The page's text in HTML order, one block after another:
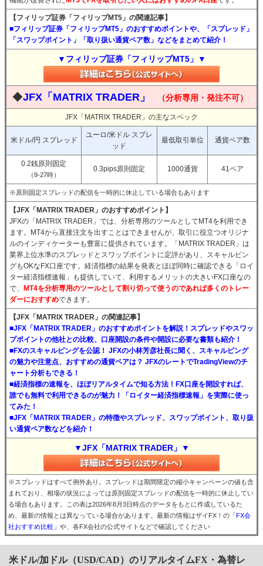
【フィリップ証券「フィリップMT5」の関連記事】
■フィリップ証券「フィリップMT5」のおすすめポイントや、「スプレッド」
「スワップポイント」「取り扱い通貨ペア数」などをまとめて紹介！
▼フィリップ証券「フィリップMT5」▼
◆JFX「MATRIX TRADER」 （分析専用・発注不可）
JFX「MATRIX TRADER」の主なスペック
米ドル/円 スプレッド
ユーロ/米ドル スプレ
ッド
最低取引単位 通貨ペア数
0.2銭原則固定
（9-27時）
0.3pips原則固定 1000通貨 41ペア
※原則固定スプレッドの配信を一時的に休止している場合もあります
【JFX「MATRIX TRADER」のおすすめポイント】
JFXの「MATRIX TRADER」では、分析専用のツールとしてMT4を利用でき
ます。MT4から直接注文を出すことはできませんが、取引に役立つオリジナ
ルのインディケーターも豊富に提供されています。「MATRIX TRADER」は
業界上位水準のスプレッドとスワップポイントに定評があり、スキャルピン
グもOKなFX口座です。経済指標の結果を発表とほぼ同時に確認できる「ロイ
ター経済指標速報」も提供していて、利用するメリットの大きいFX口座なの
で、
MT4を分析専用のツールとして割り切って使うのであれば多くのトレー
ダーにおすすめできます。
【JFX「MATRIX TRADER」の関連記事】
■JFX「MATRIX TRADER」のおすすめポイントを解説！スプレッドやスワッ
プポイントの他社との比較、口座開設の条件や開設に必要な書類も紹介！
■FXのスキャルピングを公認！ JFXの小林芳彦社長に聞く、スキャルピング
の魅力や注意点、おすすめの通貨ペアは？ JFXのレートでTradingViewのチ
ャート分析もできる！
■経済指標の速報を、ほぼリアルタイムで知る方法！FX口座を開設すれば、
誰でも無料で利用できるのが魅力！「ロイター経済指標速報」を実際に使っ
てみた！
■JFX「MATRIX TRADER」の特徴やスプレッド、スワップポイント、取り扱
い通貨ペア数などを紹介！
▼JFX「MATRIX TRADER」▼
※スプレッドはすべて例外あり。スプレッドは期間限定の縮小キャンペーンの値も含
まれており、相場の状況によっては原則固定スプレッドの配信を一時的に休止してい
る場合もあります。この表は2026年8月3日時点のデータをもとに作成しているた
め、最新の情報とは異なっている場合があります。最新の情報はザイFX！の 「FX会
社おすすめ比較」 や、各FX会社の公式サイトなどで確認してください
米ドル/加ドル（USD/CAD）のリアルタイムFX・為替レ